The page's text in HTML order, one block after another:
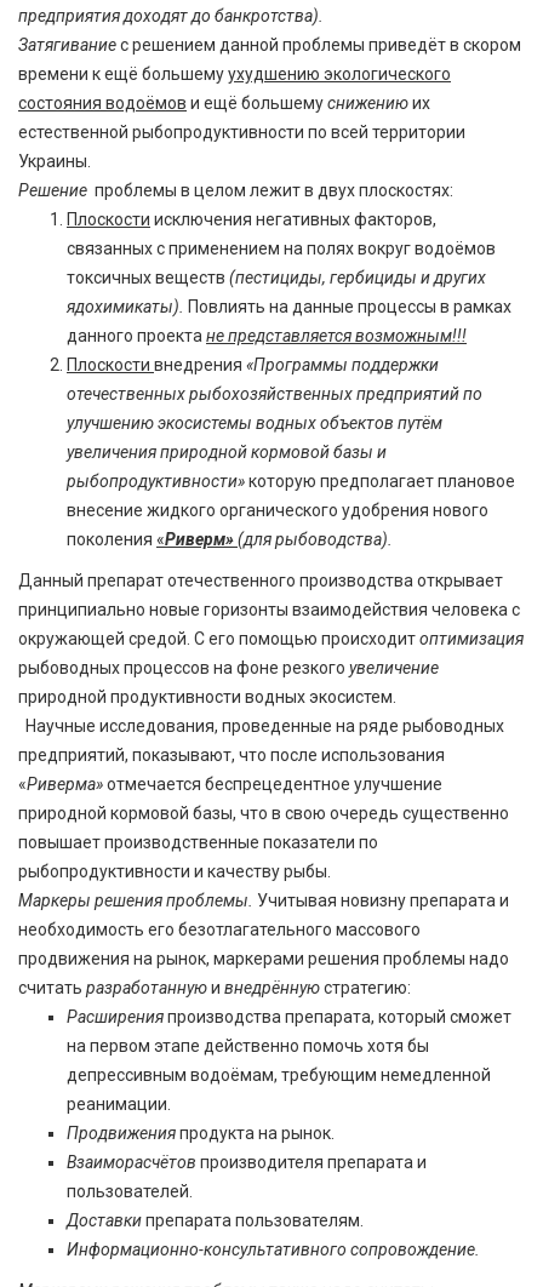
предприятия доходят до банкротства).
Затягиваниес решением данной проблемы приведёт в скором
времени к ещё большемуухудшению экологического
состояния водоёмов и ещё большемуснижениюих
естественной рыбопродуктивности по всей территории
Украины.
Решение проблемы в целом лежит в двух плоскостях:
Плоскости исключения негативных факторов,
связанных с применением на полях вокруг водоёмов
токсичных веществ (пестициды, гербициды и других
ядохимикаты).
Повлиять на данные процессы в рамках
данного проекта не представляется возможным!!!
Плоскости внедрения «Программы поддержки
отечественных рыбохозяйственных предприятий по
улучшению экосистемы водных объектов путём
увеличения природной кормовой базы и
рыбопродуктивности»которую предполагает плановое
внесение жидкого органического удобрения нового
поколения «Риверм»(для рыбоводства).
Данный препарат отечественного производства открывает
принципиально новые горизонты взаимодействия человека с
окружающей средой. С его помощью происходитоптимизация
рыбоводных процессов на фоне резкого увеличение
природной продуктивности водных экосистем.
Научные исследования, проведенные на ряде рыбоводных
предприятий, показывают, что после использования
«Риверма»отмечается беспрецедентное улучшение
природной кормовой базы, что в свою очередь существенно
повышает производственные показатели по
рыбопродуктивности и качеству рыбы.
Маркеры решения проблемы. Учитывая новизну препарата и
необходимость его безотлагательного массового
продвижения на рынок, маркерами решения проблемы надо
считать разработаннуюи внедрённуюстратегию:
Расширенияпроизводства препарата, который сможет
на первом этапе действенно помочь хотя бы
депрессивным водоёмам, требующим немедленной
реанимации.
Продвиженияпродукта на рынок.
Взаиморасчётов производителя препарата и
пользователей.
Доставкипрепарата пользователям.
Информационно-консультативного сопровождение.